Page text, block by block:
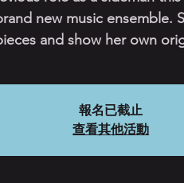
new music ensemble.
and show her own
報名已截止
查看其他活動